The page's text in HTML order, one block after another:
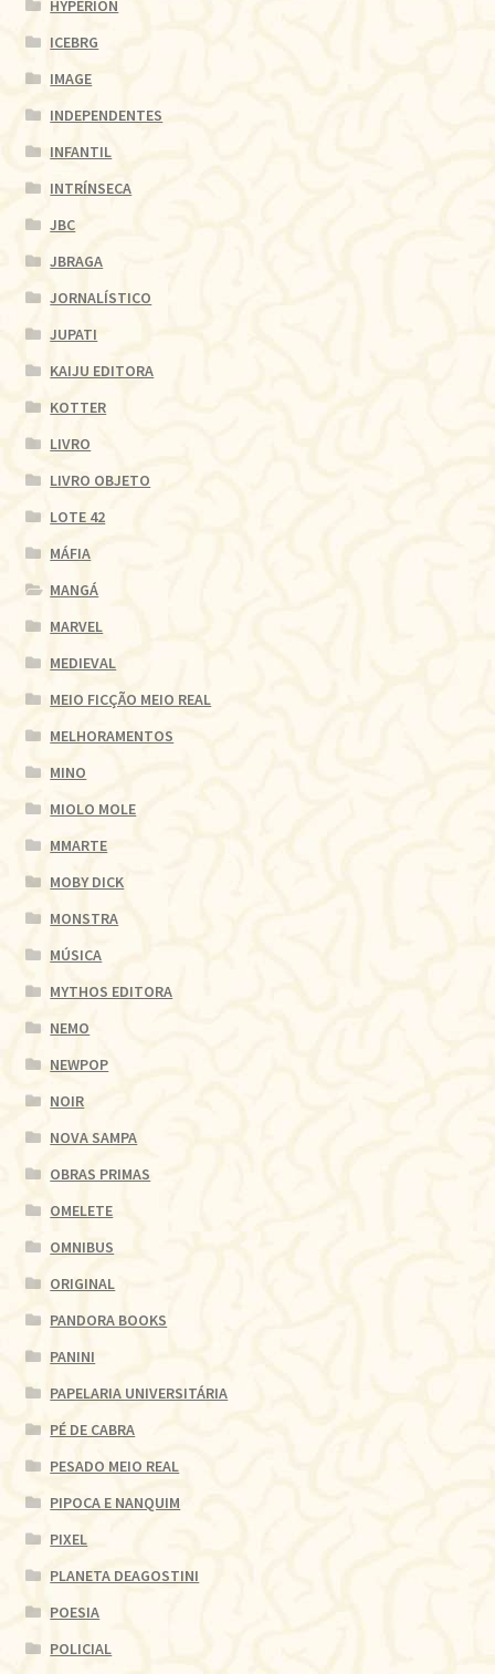
HYPERION
ICEBRG
IMAGE
INDEPENDENTES
INFANTIL
INTRÍNSECA
JBC
JBRAGA
JORNALÍSTICO
JUPATI
KAIJU EDITORA
KOTTER
LIVRO
LIVRO OBJETO
LOTE 42
MÁFIA
MANGÁ
MARVEL
MEDIEVAL
MEIO FICÇÃO MEIO REAL
MELHORAMENTOS
MINO
MIOLO MOLE
MMARTE
MOBY DICK
MONSTRA
MÚSICA
MYTHOS EDITORA
NEMO
NEWPOP
NOIR
NOVA SAMPA
OBRAS PRIMAS
OMELETE
OMNIBUS
ORIGINAL
PANDORA BOOKS
PANINI
PAPELARIA UNIVERSITÁRIA
PÉ DE CABRA
PESADO MEIO REAL
PIPOCA E NANQUIM
PIXEL
PLANETA DEAGOSTINI
POESIA
POLICIAL